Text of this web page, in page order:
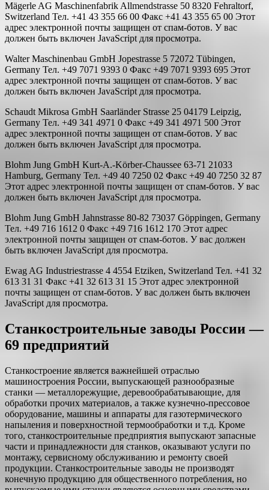
Mägerle AG Maschinenfabrik Allmendstrasse 50 8320 Fehraltorf,
Switzerland Тел. +41 43 355 66 00 Факс +41 43 355 65 00 Этот
адрес электронной почты защищен от спам-ботов. У вас
должен быть включен JavaScript для просмотра.
Walter Maschinenbau GmbH Jopestrasse 5 72072 Tübingen,
Germany Тел. +49 7071 9393 0 Факс +49 7071 9393 695 Этот
адрес электронной почты защищен от спам-ботов. У вас
должен быть включен JavaScript для просмотра.
Schaudt Mikrosa GmbH Saarländer Strasse 25 04179 Leipzig,
Germany Тел. +49 341 4971 0 Факс +49 341 4971 500 Этот
адрес электронной почты защищен от спам-ботов. У вас
должен быть включен JavaScript для просмотра.
Blohm Jung GmbH Kurt-A.-Körber-Chaussee 63-71 21033
Hamburg, Germany Тел. +49 40 7250 02 Факс +49 40 7250 32 87
Этот адрес электронной почты защищен от спам-ботов. У вас
должен быть включен JavaScript для просмотра.
Blohm Jung GmbH Jahnstrasse 80-82 73037 Göppingen, Germany
Тел. +49 716 1612 0 Факс +49 716 1612 170 Этот адрес
электронной почты защищен от спам-ботов. У вас должен
быть включен JavaScript для просмотра.
Ewag AG Industriestrasse 4 4554 Etziken, Switzerland Тел. +41 32
613 31 31 Факс +41 32 613 31 15 Этот адрес электронной
почты защищен от спам-ботов. У вас должен быть включен
JavaScript для просмотра.
Станкостроительные заводы России —
69 предприятий
Станкостроение является важнейшей отраслью
машиностроения России, выпускающей разнообразные
станки — металлорежущие, деревообрабатывающие, для
обработки прочих материалов, а также кузнечно-прессовое
оборудование, машины и аппараты для газотермического
напыления и поверхностной термообработки и т.д. Кроме
того, станкостроительные предприятия выпускают запасные
части и принадлежности для станков, оказывают услуги по
монтажу, сервисному обслуживанию и ремонту своей
продукции. Станкостроительные заводы не производят
конечную продукцию для общественного потребления, но